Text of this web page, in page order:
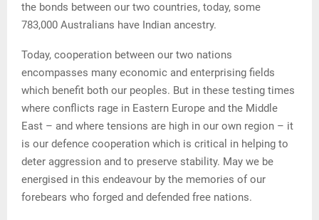
the bonds between our two countries, today, some
783,000 Australians have Indian ancestry.
Today, cooperation between our two nations
encompasses many economic and enterprising fields
which benefit both our peoples. But in these testing times
where conflicts rage in Eastern Europe and the Middle
East – and where tensions are high in our own region – it
is our defence cooperation which is critical in helping to
deter aggression and to preserve stability. May we be
energised in this endeavour by the memories of our
forebears who forged and defended free nations.